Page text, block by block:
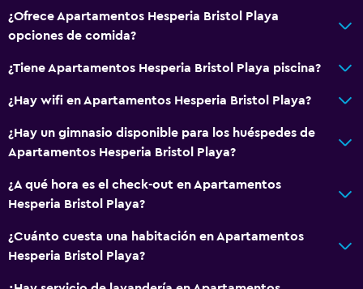
¿Ofrece Apartamentos Hesperia Bristol Playa
opciones de comida?
¿Tiene Apartamentos Hesperia Bristol Playa piscina?
¿Hay wifi en Apartamentos Hesperia Bristol Playa?
¿Hay un gimnasio disponible para los huéspedes de
Apartamentos Hesperia Bristol Playa?
¿A qué hora es el check-out en Apartamentos
Hesperia Bristol Playa?
¿Cuánto cuesta una habitación en Apartamentos
Hesperia Bristol Playa?